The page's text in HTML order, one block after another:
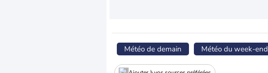
Météo de demain Météo du week-end